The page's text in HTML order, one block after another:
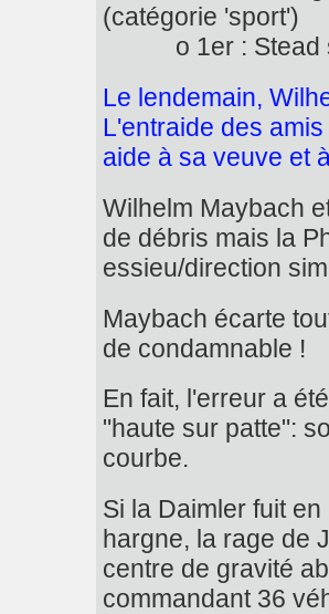
(catégorie 'sport')
o 1er : Stead sur
Le lendemain,
L'entraide des
aide à sa veuve et
Wilhelm Maybach
de débris mais la
essieu/direction
Maybach écarte
de condamnable !
En fait, l'erreur a
"haute sur patte":
courbe.
Si la Daimler fuit
hargne, la rage de
centre de gravité
commandant 36